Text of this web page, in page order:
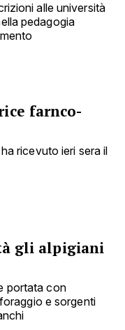
alle università
pedagogia
farnco-
ricevuto ieri sera il
gli alpigiani
portata con
e sorgenti